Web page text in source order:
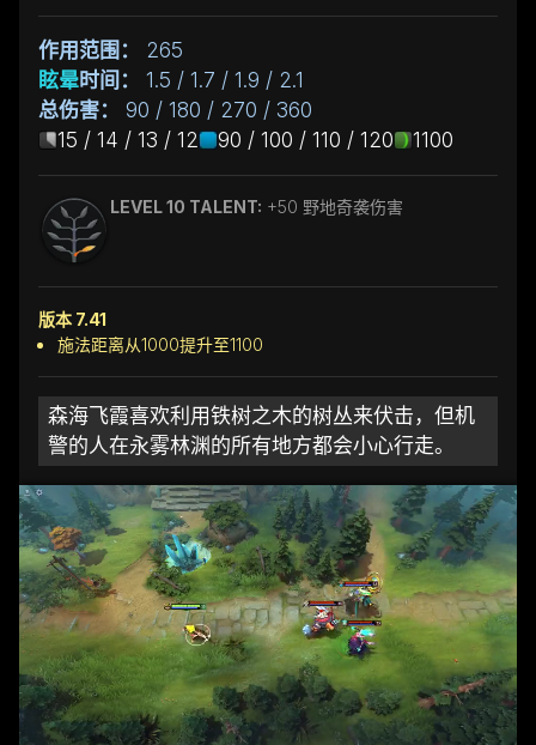
作用范围：
265
眩晕时间：
1.5 / 1.7 / 1.9 / 2.1
总伤害：
90 / 180 / 270 / 360
15 / 14 / 13 / 12
90 / 100 / 110 / 120 1100
LEVEL 10 TALENT: +50 野地奇袭伤害
版本 7.41
施法距离从1000提升至1100
森海飞霞喜欢利用铁树之木的树丛来伏击，但机
警的人在永雾林渊的所有地方都会小心行走。